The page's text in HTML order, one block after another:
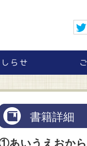
書籍詳細
あいうえおか